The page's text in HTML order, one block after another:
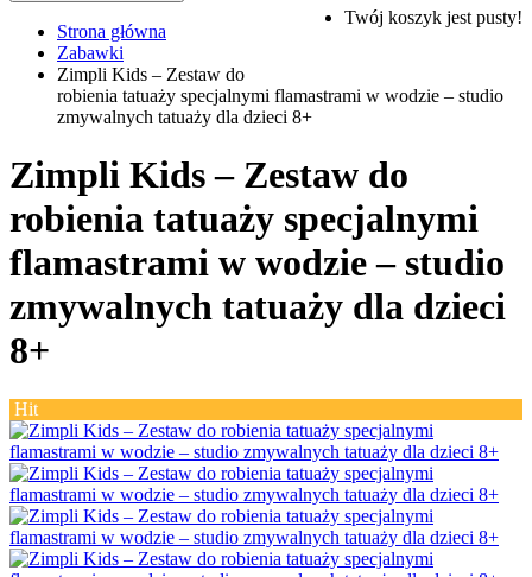
Twój koszyk jest pusty!
Strona główna
Zabawki
Zimpli Kids – Zestaw do
robienia tatuaży specjalnymi flamastrami w wodzie – studio
zmywalnych tatuaży dla dzieci 8+
Zimpli Kids – Zestaw do
robienia tatuaży specjalnymi
flamastrami w wodzie – studio
zmywalnych tatuaży dla dzieci
8+
Hit